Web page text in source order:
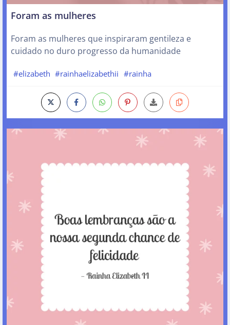
Foram as mulheres
Foram as mulheres que inspiraram gentileza e
cuidado no duro progresso da humanidade
#elizabeth #rainhaelizabethii #rainha